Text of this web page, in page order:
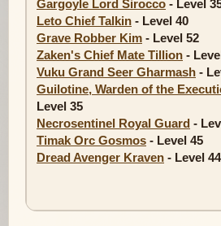
Gargoyle Lord Sirocco - Level
Leto Chief Talkin - Level 40
Grave Robber Kim - Level 52
Zaken's Chief Mate Tillion -
Vuku Grand Seer Gharmash -
Guilotine, Warden of the
Level 35
Necrosentinel Royal Guard -
Timak Orc Gosmos - Level 45
Dread Avenger Kraven - Level 44